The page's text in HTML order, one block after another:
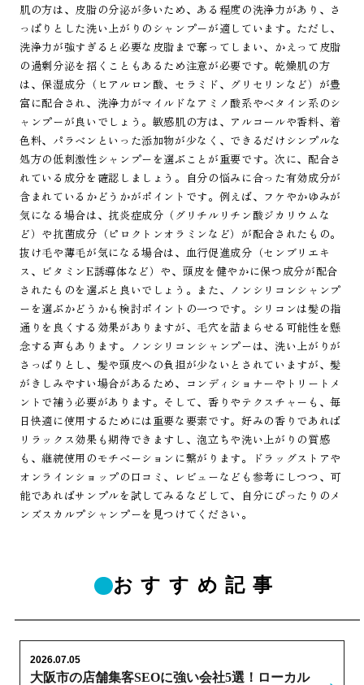
肌の方は、皮脂の分泌が多いため、ある程度の洗浄力があり、さ
っぱりとした洗い上がりのシャンプーが適しています。ただし、
洗浄力が強すぎると必要な皮脂まで奪ってしまい、かえって皮脂
の過剰分泌を招くこともあるため注意が必要です。乾燥肌の方
は、保湿成分（ヒアルロン酸、セラミド、グリセリンなど）が豊
富に配合され、洗浄力がマイルドなアミノ酸系やベタイン系のシ
ャンプーが良いでしょう。敏感肌の方は、アルコールや香料、着
色料、パラベンといった添加物が少なく、できるだけシンプルな
処方の低刺激性シャンプーを選ぶことが重要です。次に、配合さ
れている成分を確認しましょう。自分の悩みに合った有効成分が
含まれているかどうかがポイントです。例えば、フケやかゆみが
気になる場合は、抗炎症成分（グリチルリチン酸ジカリウムな
ど）や抗菌成分（ピロクトンオラミンなど）が配合されたもの。
抜け毛や薄毛が気になる場合は、血行促進成分（センブリエキ
ス、ビタミンE誘導体など）や、頭皮を健やかに保つ成分が配合
されたものを選ぶと良いでしょう。また、ノンシリコンシャンプ
ーを選ぶかどうかも検討ポイントの一つです。シリコンは髪の指
通りを良くする効果がありますが、毛穴を詰まらせる可能性を懸
念する声もあります。ノンシリコンシャンプーは、洗い上がりが
さっぱりとし、髪や頭皮への負担が少ないとされていますが、髪
がきしみやすい場合があるため、コンディショナーやトリートメ
ントで補う必要があります。そして、香りやテクスチャーも、毎
日快適に使用するためには重要な要素です。好みの香りであれば
リラックス効果も期待できますし、泡立ちや洗い上がりの質感
も、継続使用のモチベーションに繋がります。ドラッグストアや
オンラインショップの口コミ、レビューなども参考にしつつ、可
能であればサンプルを試してみるなどして、自分にぴったりのメ
ンズスカルプシャンプーを見つけてください。
おすすめ記事
大阪市の店舗集客SEOに強い会社5選！ローカル
2026.07.05